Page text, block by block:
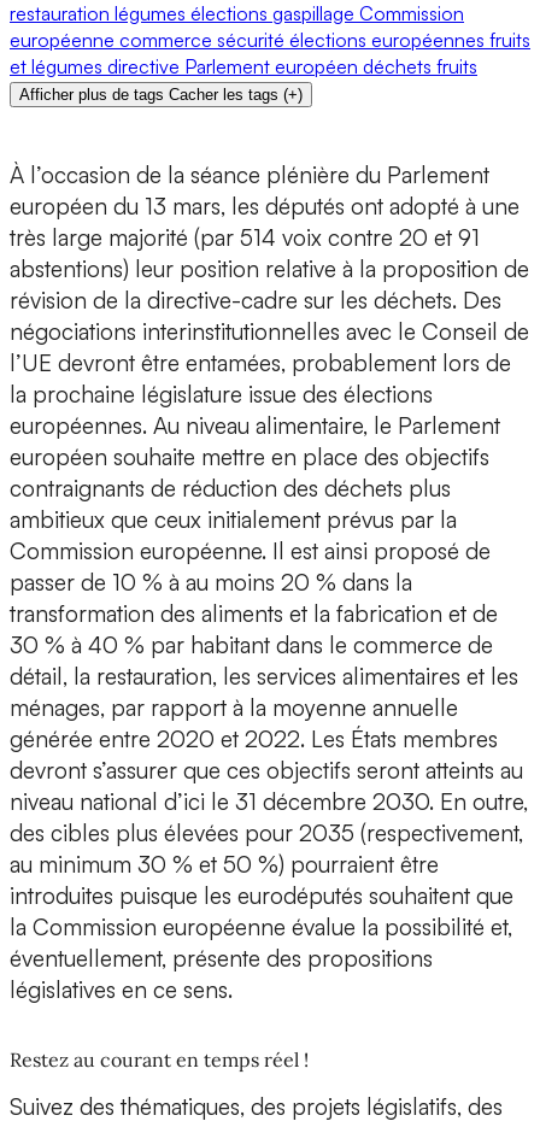
restauration légumes élections gaspillage Commission
européenne commerce sécurité élections européennes fruits
et légumes directive Parlement européen déchets fruits
Afficher plus de tags Cacher les tags (+)
À l’occasion de la séance plénière du Parlement
européen du 13 mars, les députés ont adopté à une
très large majorité (par 514 voix contre 20 et 91
abstentions) leur position relative à la proposition de
révision de la directive-cadre sur les déchets. Des
négociations interinstitutionnelles avec le Conseil de
l’UE devront être entamées, probablement lors de
la prochaine législature issue des élections
européennes. Au niveau alimentaire, le Parlement
européen souhaite mettre en place des objectifs
contraignants de réduction des déchets plus
ambitieux que ceux initialement prévus par la
Commission européenne. Il est ainsi proposé de
passer de 10 % à au moins 20 % dans la
transformation des aliments et la fabrication et de
30 % à 40 % par habitant dans le commerce de
détail, la restauration, les services alimentaires et les
ménages, par rapport à la moyenne annuelle
générée entre 2020 et 2022. Les États membres
devront s’assurer que ces objectifs seront atteints au
niveau national d’ici le 31 décembre 2030. En outre,
des cibles plus élevées pour 2035 (respectivement,
au minimum 30 % et 50 %) pourraient être
introduites puisque les eurodéputés souhaitent que
la Commission européenne évalue la possibilité et,
éventuellement, présente des propositions
législatives en ce sens.
Restez au courant en temps réel !
Suivez des thématiques, des projets législatifs, des